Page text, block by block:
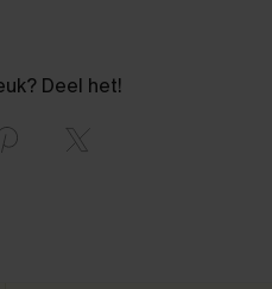
Deel het!